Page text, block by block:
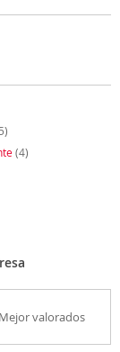
(4)
Mejor valorados